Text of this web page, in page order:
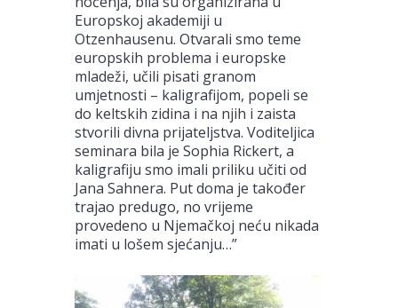
Europskoj akademiji u
Otzenhausenu. Otvarali smo teme
europskih problema i europske
mladeži, učili pisati granom
umjetnosti – kaligrafijom, popeli se
do keltskih zidina i na njih i zaista
stvorili divna prijateljstva. Voditeljica
seminara bila je Sophia Rickert, a
kaligrafiju smo imali priliku učiti od
Jana Sahnera. Put doma je također
trajao predugo, no vrijeme
provedeno u Njemačkoj neću nikada
imati u lošem sjećanju…”